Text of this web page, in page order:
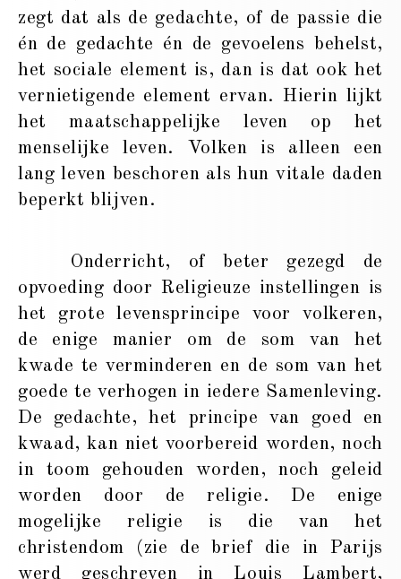
zegt dat als de gedachte, of de passie die
én de gedachte én de gevoelens behelst,
het sociale element is, dan is dat ook het
vernietigende element ervan. Hierin lijkt
het maatschappelijke leven op het
menselijke leven. Volken is alleen een
lang leven beschoren als hun vitale daden
beperkt blijven.
Onderricht, of beter gezegd de
opvoeding door Religieuze instellingen is
het grote levensprincipe voor volkeren,
de enige manier om de som van het
kwade te verminderen en de som van het
goede te verhogen in iedere Samenleving.
De gedachte, het principe van goed en
kwaad, kan niet voorbereid worden, noch
in toom gehouden worden, noch geleid
worden door de religie. De enige
mogelijke religie is die van het
christendom (zie de brief die in Parijs
werd geschreven in Louis Lambert,